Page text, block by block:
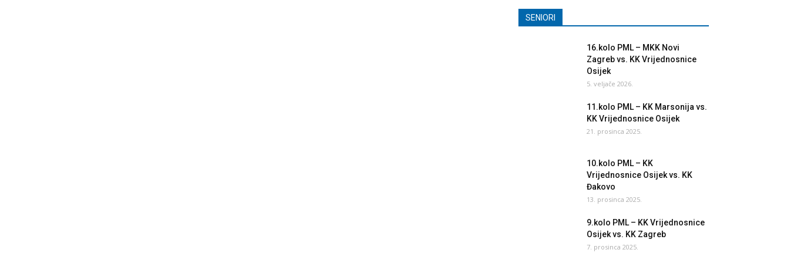
SENIORI
16.kolo PML – MKK Novi
Zagreb vs. KK Vrijednosnice
Osijek
5. veljače 2026.
11.kolo PML – KK Marsonija vs.
KK Vrijednosnice Osijek
21. prosinca 2025.
10.kolo PML – KK
Vrijednosnice Osijek vs. KK
Đakovo
13. prosinca 2025.
9.kolo PML – KK Vrijednosnice
Osijek vs. KK Zagreb
7. prosinca 2025.